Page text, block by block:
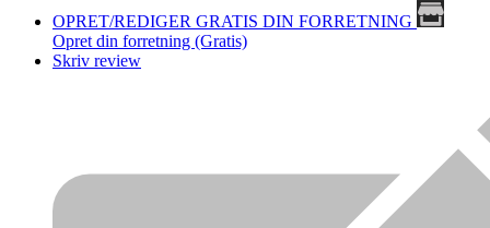
OPRET/REDIGER GRATIS DIN FORRETNING
Opret din forretning (Gratis)
Skriv review